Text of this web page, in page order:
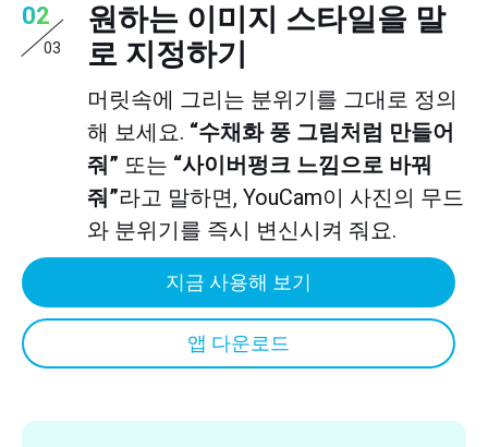
02
03
원하는 이미지 스타일을 말
로 지정하기
머릿속에 그리는 분위기를 그대로 정의
해 보세요. “수채화 풍 그림처럼 만들어
줘” 또는 “사이버펑크 느낌으로 바꿔
줘”라고 말하면, YouCam이 사진의 무드
와 분위기를 즉시 변신시켜 줘요.
지금 사용해 보기
앱 다운로드